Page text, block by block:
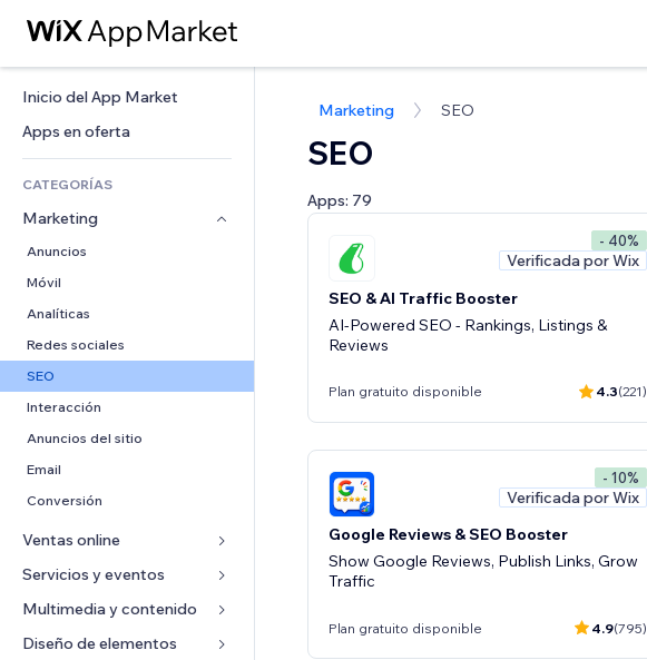
Inicio del App Market
Apps en oferta
CATEGORÍAS
Marketing
Anuncios
Móvil
Analíticas
Redes sociales
SEO
Interacción
Anuncios del sitio
Email
Conversión
Ventas online
Apps para tiendas
Envíos y entregas
Botones de venta
Servicios y eventos
Hoteles
Eventos
Multimedia y contenido
Galerías
Diseño de elementos
Marketing SEO
SEO
Apps: 79
- 40%
Verificada por Wix
SEO & AI Traffic Booster
AI-Powered SEO - Rankings, Listings &
Reviews
Plan gratuito disponible 4.3(221)
- 10%
Verificada por Wix
Google Reviews & SEO Booster
Show Google Reviews, Publish Links, Grow
Traffic
Plan gratuito disponible 4.9(795)